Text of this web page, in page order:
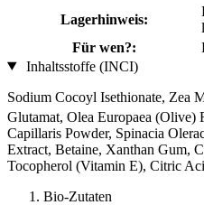
Lagerhinweis:
Für wen?:
Inhaltsstoffe (INCI)
Sodium Cocoyl Isethionate, Zea
Glutamat, Olea Europaea (Olive)
Capillaris Powder, Spinacia
Extract, Betaine, Xanthan Gum,
Tocopherol (Vitamin E), Citric
Bio-Zutaten